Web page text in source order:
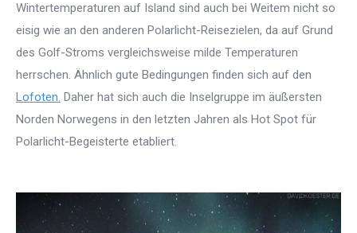
Wintertemperaturen auf Island sind auch bei Weitem nicht so
eisig wie an den anderen Polarlicht-Reisezielen, da auf Grund
des Golf-Stroms vergleichsweise milde Temperaturen
herrschen. Ähnlich gute Bedingungen finden sich auf den
Lofoten. Daher hat sich auch die Inselgruppe im äußersten
Norden Norwegens in den letzten Jahren als Hot Spot für
Polarlicht-Begeisterte etabliert.